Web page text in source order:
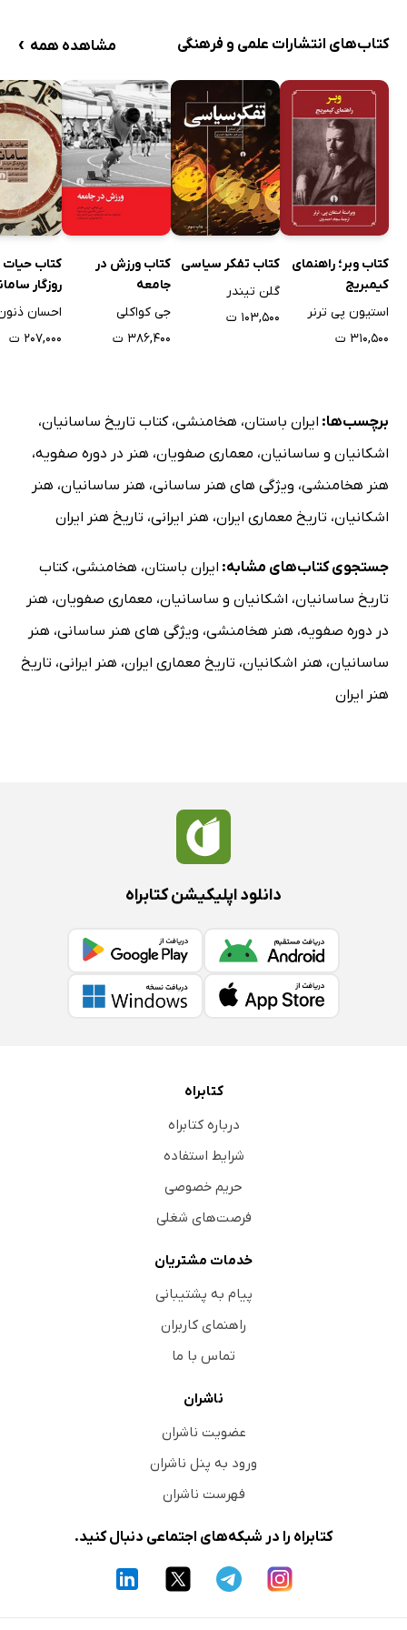
کتابنامۀ ویراستاری
کتاب‌های انتشارات علمی و فرهنگی مشاهده همه ›
کتاب وبر؛ راهنمای
کیمبریج
استیون پی ترنر
۳۱۰,۵۰۰ ت
کتاب تفکر سیاسی
گلن تیندر
۱۰۳,۵۰۰ ت
کتاب ورزش در
جامعه
جی کواکلی
۳۸۶,۴۰۰ ت
کتاب
روزگار
احسان
۲۰۷,۰۰۰ ت
برچسب‌ها: ایران باستان، هخامنشی،کتاب تاریخ ساسانیان،
اشکانیان و ساسانیان، معماری صفویان، هنر در دوره صفویه،
هنر هخامنشی، ویژگی های هنر ساسانی، هنر ساسانیان، هنر
اشکانیان، تاریخ معماری ایران، هنر ایرانی، تاریخ هنر ایران
جستجوی کتاب‌های مشابه: ایران باستان، هخامنشی،کتاب
تاریخ ساسانیان، اشکانیان و ساسانیان، معماری صفویان، هنر
در دوره صفویه، هنر هخامنشی، ویژگی های هنر ساسانی، هنر
ساسانیان، هنر اشکانیان، تاریخ معماری ایران، هنر ایرانی، تاریخ
هنر ایران
دانلود اپلیکیشن کتابراه
کتابراه
درباره کتابراه
شرایط استفاده
حریم خصوصی
فرصت‌های شغلی
خدمات مشتریان
پیام به پشتیبانی
راهنمای کاربران
تماس با ما
ناشران
عضویت ناشران
ورود به پنل ناشران
فهرست ناشران
کتابراه را در شبکه‌های اجتماعی دنبال کنید.